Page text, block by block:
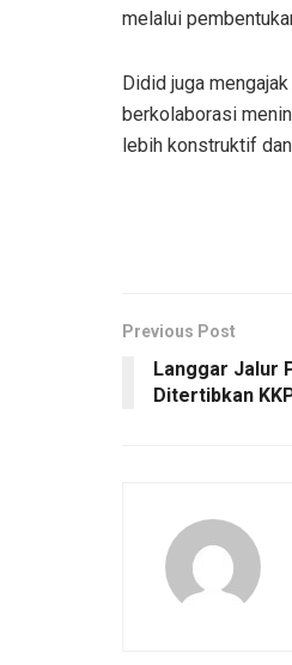
melalui
Didid juga
berkolaborasi
lebih konstruktif
Previous Post
Langgar Jalur
Ditertibkan